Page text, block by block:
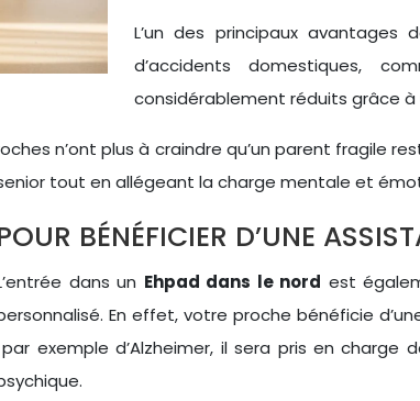
L’un des principaux avantages
d’accidents domestiques,
considérablement réduits grâce à
n’ont plus à craindre qu’un parent fragile
tout en allégeant la charge mentale et
BÉNÉFICIER D’UNE
dans un Ehpad dans le nord est
En effet, votre proche bénéficie
par exemple d’Alzheimer, il sera pris en